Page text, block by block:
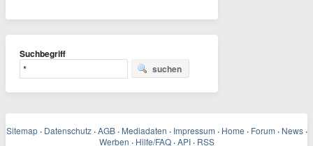
Suchbegriff
suchen
Sitemap · Datenschutz · AGB · Mediadaten · Impressum · Home · Forum · News ·
Werben · Hilfe/FAQ · API · RSS